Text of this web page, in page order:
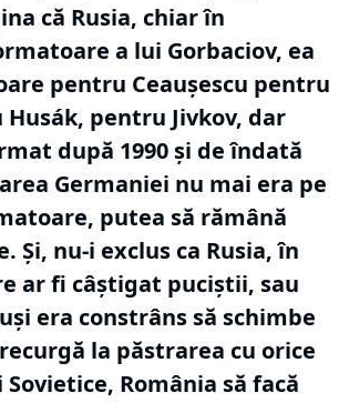
că Rusia, chiar în
a lui Gorbaciov, ea
pentru Ceaușescu pentru
pentru Jivkov, dar
după 1990 și de îndată
Germaniei nu mai era pe
putea să rămână
Și, nu-i exclus ca Rusia, în
ar fi câștigat puciștii, sau
era constrâns să schimbe
la păstrarea cu orice
România să facă